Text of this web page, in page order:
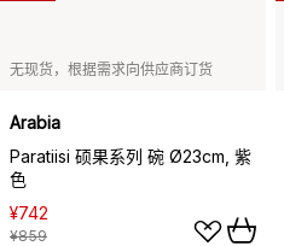
无现货，根据需求向供应商订货
Arabia
Paratiisi 硕果系列 碗 Ø23cm, 紫
色
¥742
¥859